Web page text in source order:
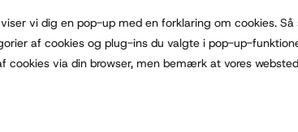
vi dig en pop-up med en forklaring om cookies. Så
af cookies og plug-ins du valgte i pop-up-
​​cookies via din browser, men bemærk at vores